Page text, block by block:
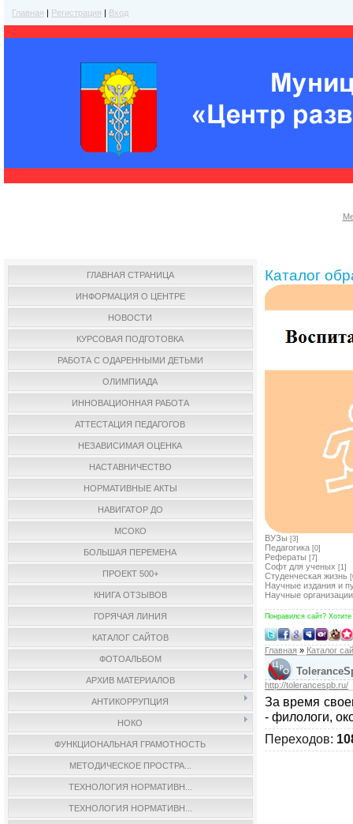
Главная | Регистрация | Вход
ГЛАВНАЯ СТРАНИЦА
ИНФОРМАЦИЯ О ЦЕНТРЕ
НОВОСТИ
КУРСОВАЯ ПОДГОТОВКА
РАБОТА С ОДАРЕННЫМИ ДЕТЬМИ
ОЛИМПИАДА
ИННОВАЦИОННАЯ РАБОТА
АТТЕСТАЦИЯ ПЕДАГОГОВ
НЕЗАВИСИМАЯ ОЦЕНКА
НАСТАВНИЧЕСТВО
НОРМАТИВНЫЕ АКТЫ
НАВИГАТОР ДО
МСОКО
БОЛЬШАЯ ПЕРЕМЕНА
ПРОЕКТ 500+
КНИГА ОТЗЫВОВ
ГОРЯЧАЯ ЛИНИЯ
КАТАЛОГ САЙТОВ
ФОТОАЛЬБОМ
АРХИВ МАТЕРИАЛОВ
АНТИКОРРУПЦИЯ
НОКО
ФУНКЦИОНАЛЬНАЯ ГРАМОТНОСТЬ
МЕТОДИЧЕСКОЕ ПРОСТРА...
ТЕХНОЛОГИЯ НОРМАТИВН...
ТЕХНОЛОГИЯ НОРМАТИВН...
Каталог
ВУЗы [3]
Педагогика [0]
Рефераты [7]
Софт для ученых [1]
Студенческая жизнь
Научные издания и
Научные организации
Понравился сайт?
Главная » Каталог
http://tolerancespb.ru/
За время
- филологи,
Переходов: